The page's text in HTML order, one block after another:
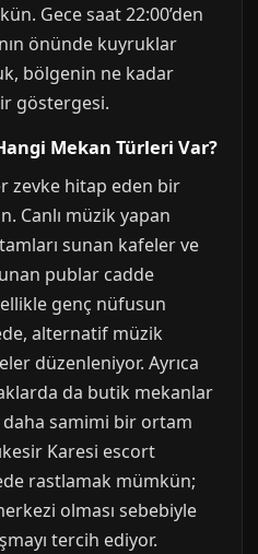
Gece saat 22:00’den
önünde kuyruklar
bölgenin ne kadar
göstergesi.
Mekan Türleri Var?
zevke hitap eden bir
Canlı müzik yapan
sunan kafeler ve
publar cadde
genç nüfusun
alternatif müzik
düzenleniyor. Ayrıca
da butik mekanlar
samimi bir ortam
Karesi escort
rastlamak mümkün;
olması sebebiyle
tercih ediyor.